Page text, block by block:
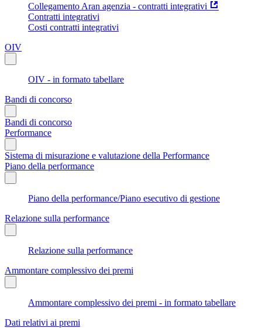
Collegamento Aran agenzia - contratti integrativi
Contratti integrativi
Costi contratti integrativi
OIV
OIV - in formato tabellare
Bandi di concorso
Bandi di concorso
Performance
Sistema di misurazione e valutazione della Performance
Piano della performance
Piano della performance/Piano esecutivo di gestione
Relazione sulla performance
Relazione sulla performance
Ammontare complessivo dei premi
Ammontare complessivo dei premi - in formato tabellare
Dati relativi ai premi